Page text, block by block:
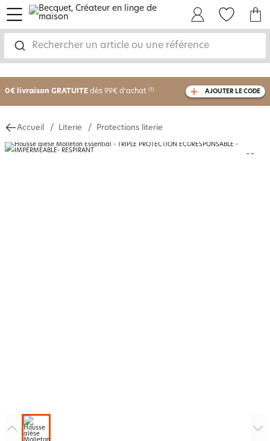
Rechercher un article ou une référence
menu
-25% sur votre commandedès 2 articles
0€ livraison GRATUITE dès 99€ d'achat (1) AJOUTER LE CODE
Accueil Literie Protections literie